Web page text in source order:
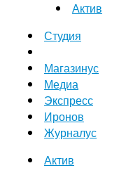
Актив
Студия
Магазинус
Медиа
Экспресс
Иронов
Журналус
Актив